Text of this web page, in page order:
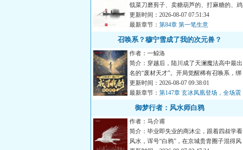
戗菜刀磨剪子、卖糖葫芦的、打麻糖的、鸡
毛换糖的、……这些跑单...
更新时间：2026-08-07 07:51:34
最新章节： 第84章 第一笔生意
召唤系？穆宁雪成了我的次元兽？
作者：一鲸洛
简介：穿越后，陆川成了天澜魔法高中最出
名的“废材天才”。开局觉醒稀有召唤系，绑
定【驭兽投资系统】，...
更新时间：2026-08-07 09:38:01
最新章节： 第147章 玄冰凤凰登场，全场震
撼！
御梦行者：风水师白鸦
作者：马介甫
简介：毕业即失业的商沐尘，跟着四叔学看
风水，诨号“白鸦”，在京城贵胄圈子混得风